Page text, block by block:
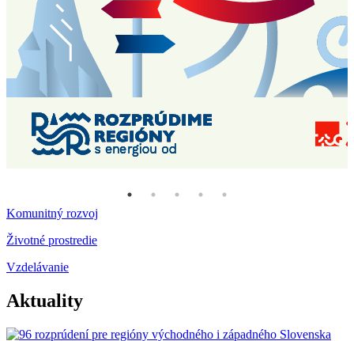
Komunitný rozvoj
Životné prostredie
Vzdelávanie
Aktuality